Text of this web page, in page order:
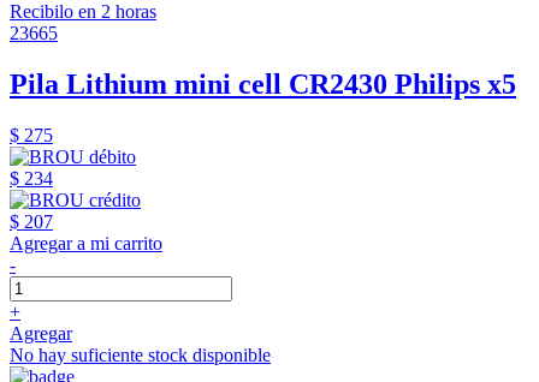
Recibilo en 2 horas
23665
Pila Lithium mini cell CR2430 Philips x5
$ 275
$ 234
$ 207
Agregar a mi carrito
-
+
Agregar
No hay suficiente stock disponible